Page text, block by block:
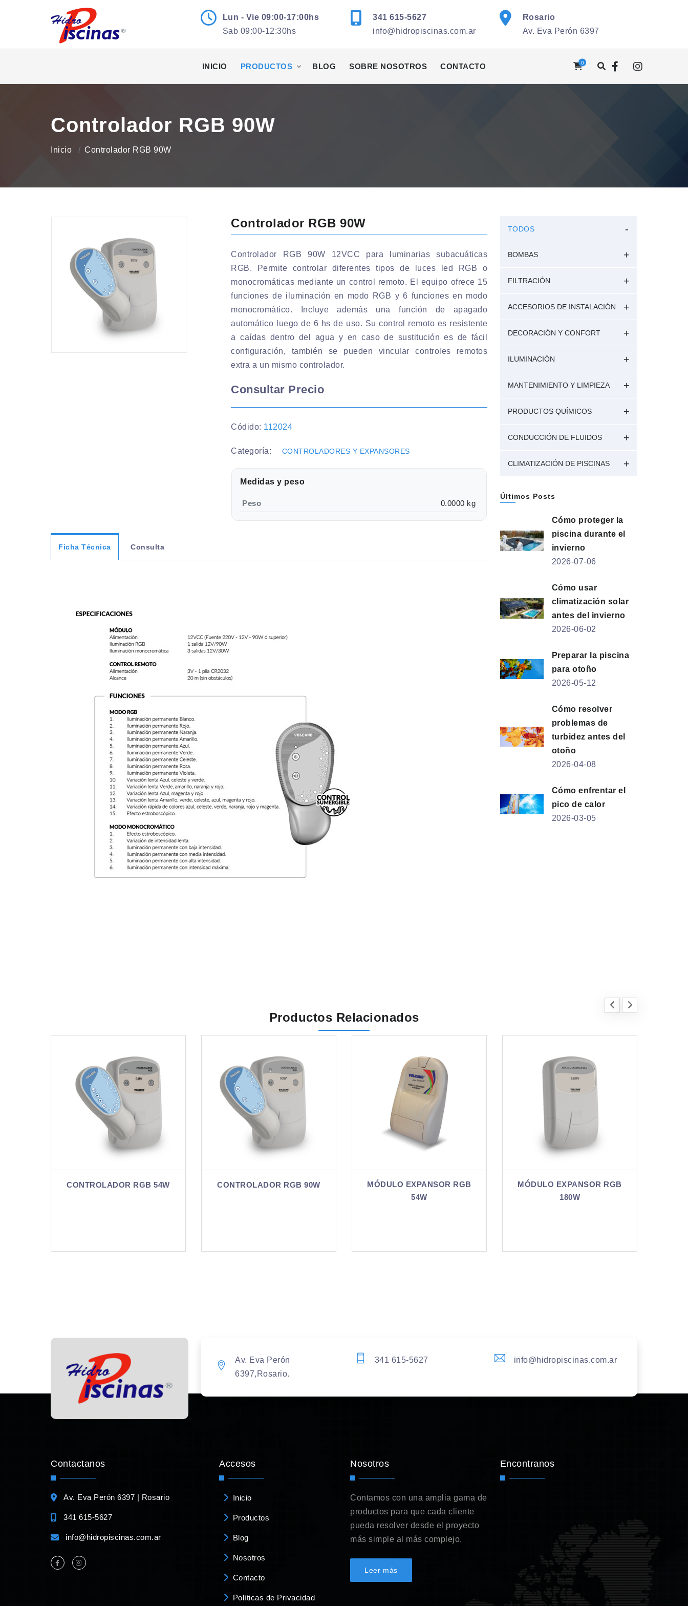
Lun - Vie 09:00-17:00hs
Sab 09:00-12:30hs
341 615-5627
info@hidropiscinas.com.ar
Rosario
Av. Eva Perón 6397
INICIO PRODUCTOS BLOG SOBRE NOSOTROS CONTACTO 0
Controlador RGB 90W
Inicio Controlador RGB 90W
Controlador RGB 90W
Controlador RGB 90W 12VCC para luminarias subacuáticas
RGB. Permite controlar diferentes tipos de luces led RGB o
monocromáticas mediante un control remoto. El equipo ofrece 15
funciones de iluminación en modo RGB y 6 funciones en modo
monocromático. Incluye además una función de apagado
automático luego de 6 hs de uso. Su control remoto es resistente
a caídas dentro del agua y en caso de sustitución es de fácil
configuración, también se pueden vincular controles remotos
extra a un mismo controlador.
Consultar Precio
Códido: 112024
Categoría: CONTROLADORES Y EXPANSORES
Medidas y peso
Peso 0.0000 kg
Ficha Técnica Consulta
TODOS
BOMBAS
FILTRACIÓN
ACCESORIOS DE INSTALACIÓN
DECORACIÓN Y CONFORT
ILUMINACIÓN
MANTENIMIENTO Y LIMPIEZA
PRODUCTOS QUÍMICOS
CONDUCCIÓN DE FLUIDOS
CLIMATIZACIÓN DE PISCINAS
Últimos Posts
Cómo proteger la
piscina durante el
invierno
2026-07-06
Cómo usar
climatización solar
antes del invierno
2026-06-02
Preparar la piscina
para otoño
2026-05-12
Cómo resolver
problemas de
turbidez antes del
otoño
2026-04-08
Cómo enfrentar el
pico de calor
2026-03-05
Productos Relacionados
CONTROLADOR RGB 90W
MÓDULO EXPANSOR RGB
MÓDULO EXPANSOR RGB
CONTROLADOR 4AMP RGB
Av. Eva Perón
6397,Rosario.
341 615-5627 info@hidropiscinas.com.ar
Contactanos
Av. Eva Perón 6397 | Rosario
341 615-5627
info@hidropiscinas.com.ar
Accesos
Inicio
Productos
Blog
Nosotros
Contacto
Políticas de Privacidad
Nosotros
Contamos con una amplia gama de
productos para que cada cliente
pueda resolver desde el proyecto
más simple al más complejo.
Leer más
Encontranos